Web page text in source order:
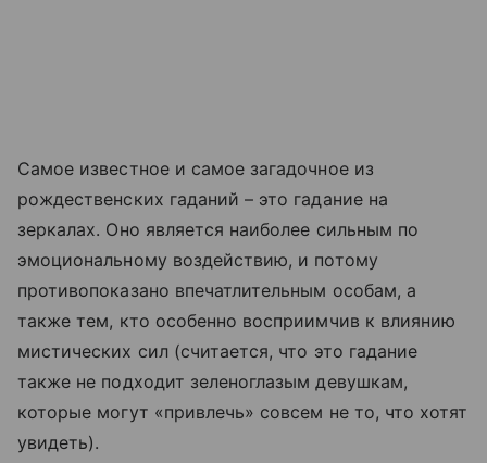
Самое известное и самое загадочное из
рождественских гаданий – это гадание на
зеркалах. Оно является наиболее сильным по
эмоциональному воздействию, и потому
противопоказано впечатлительным особам, а
также тем, кто особенно восприимчив к влиянию
мистических сил (считается, что это гадание
также не подходит зеленоглазым девушкам,
которые могут «привлечь» совсем не то, что хотят
увидеть).